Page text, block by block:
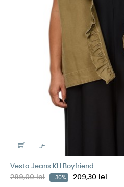

Vesta Jeans KH Boyfriend
299,00 lei -30% 209,30 lei